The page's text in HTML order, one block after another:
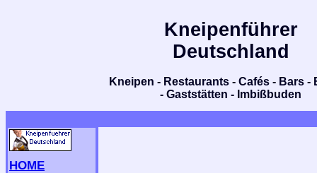
Kneipenführer
Deutschland
Kneipen - Restaurants - Cafés - Bars -
- Gaststätten - Imbißbuden
HOME